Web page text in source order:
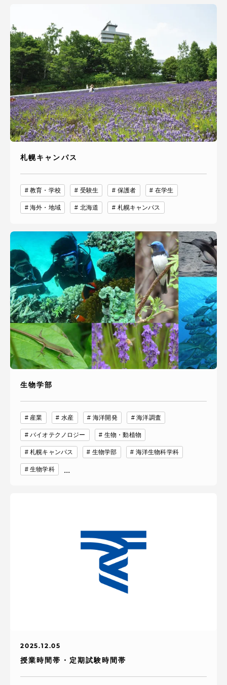
札幌キャンパス
教育・学校 受験生 保護者 在学生
海外・地域 北海道 札幌キャンパス
生物学部
産業 水産 海洋開発 海洋調査
バイオテクノロジー 生物・動植物
札幌キャンパス 生物学部 海洋生物科学科
生物学科 ...
2025.12.05
授業時間帯・定期試験時間帯